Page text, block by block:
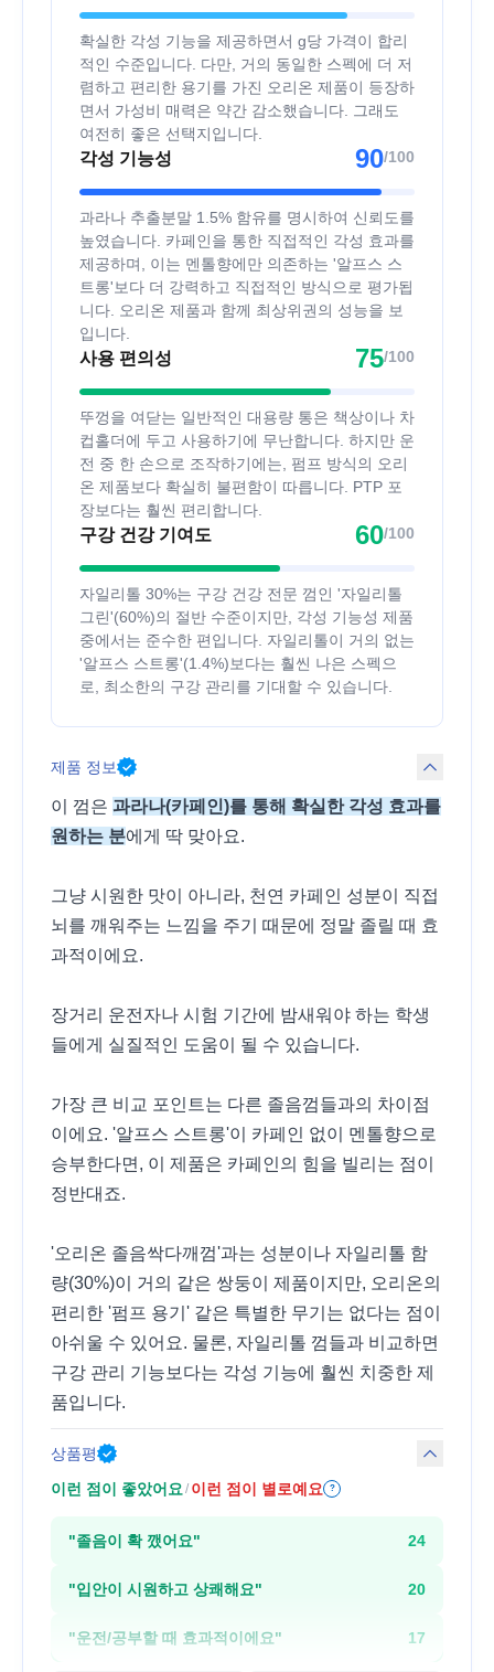
확실한 각성 기능을 제공하면서 g당 가격이 합리
적인 수준입니다. 다만, 거의 동일한 스펙에 더 저
렴하고 편리한 용기를 가진 오리온 제품이 등장하
면서 가성비 매력은 약간 감소했습니다. 그래도
여전히 좋은 선택지입니다.
각성 기능성 90/100
과라나 추출분말 1.5% 함유를 명시하여 신뢰도를
높였습니다. 카페인을 통한 직접적인 각성 효과를
제공하며, 이는 멘톨향에만 의존하는 '알프스 스
트롱'보다 더 강력하고 직접적인 방식으로 평가됩
니다. 오리온 제품과 함께 최상위권의 성능을 보
입니다.
사용 편의성 75/100
뚜껑을 여닫는 일반적인 대용량 통은 책상이나 차
컵홀더에 두고 사용하기에 무난합니다. 하지만 운
전 중 한 손으로 조작하기에는, 펌프 방식의 오리
온 제품보다 확실히 불편함이 따릅니다. PTP 포
장보다는 훨씬 편리합니다.
구강 건강 기여도 60/100
자일리톨 30%는 구강 건강 전문 껌인 '자일리톨
그린'(60%)의 절반 수준이지만, 각성 기능성 제품
중에서는 준수한 편입니다. 자일리톨이 거의 없는
'알프스 스트롱'(1.4%)보다는 훨씬 나은 스펙으
로, 최소한의 구강 관리를 기대할 수 있습니다.
제품 정보
이 껌은 과라나(카페인)를 통해 확실한 각성 효과를
원하는 분에게 딱 맞아요.
그냥 시원한 맛이 아니라, 천연 카페인 성분이 직접
뇌를 깨워주는 느낌을 주기 때문에 정말 졸릴 때 효
과적이에요.
장거리 운전자나 시험 기간에 밤새워야 하는 학생
들에게 실질적인 도움이 될 수 있습니다.
가장 큰 비교 포인트는 다른 졸음껌들과의 차이점
이에요. '알프스 스트롱'이 카페인 없이 멘톨향으로
승부한다면, 이 제품은 카페인의 힘을 빌리는 점이
정반대죠.
'오리온 졸음싹다깨껌'과는 성분이나 자일리톨 함
량(30%)이 거의 같은 쌍둥이 제품이지만, 오리온의
편리한 '펌프 용기' 같은 특별한 무기는 없다는 점이
아쉬울 수 있어요. 물론, 자일리톨 껌들과 비교하면
구강 관리 기능보다는 각성 기능에 훨씬 치중한 제
품입니다.
상품평
이런 점이 좋았어요/ 이런 점이 별로예요 ?
"졸음이 확 깼어요" 24
"입안이 시원하고 상쾌해요" 20
"운전/공부할 때 효과적이에요" 17